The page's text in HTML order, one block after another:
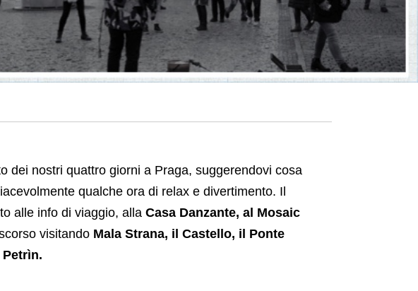
dei nostri quattro giorni a Praga, suggerendovi cosa
qualche ora di relax e divertimento. Il
alle info di viaggio, alla Casa Danzante, al Mosaic
visitando Mala Strana, il Castello, il Ponte
Petrìn.